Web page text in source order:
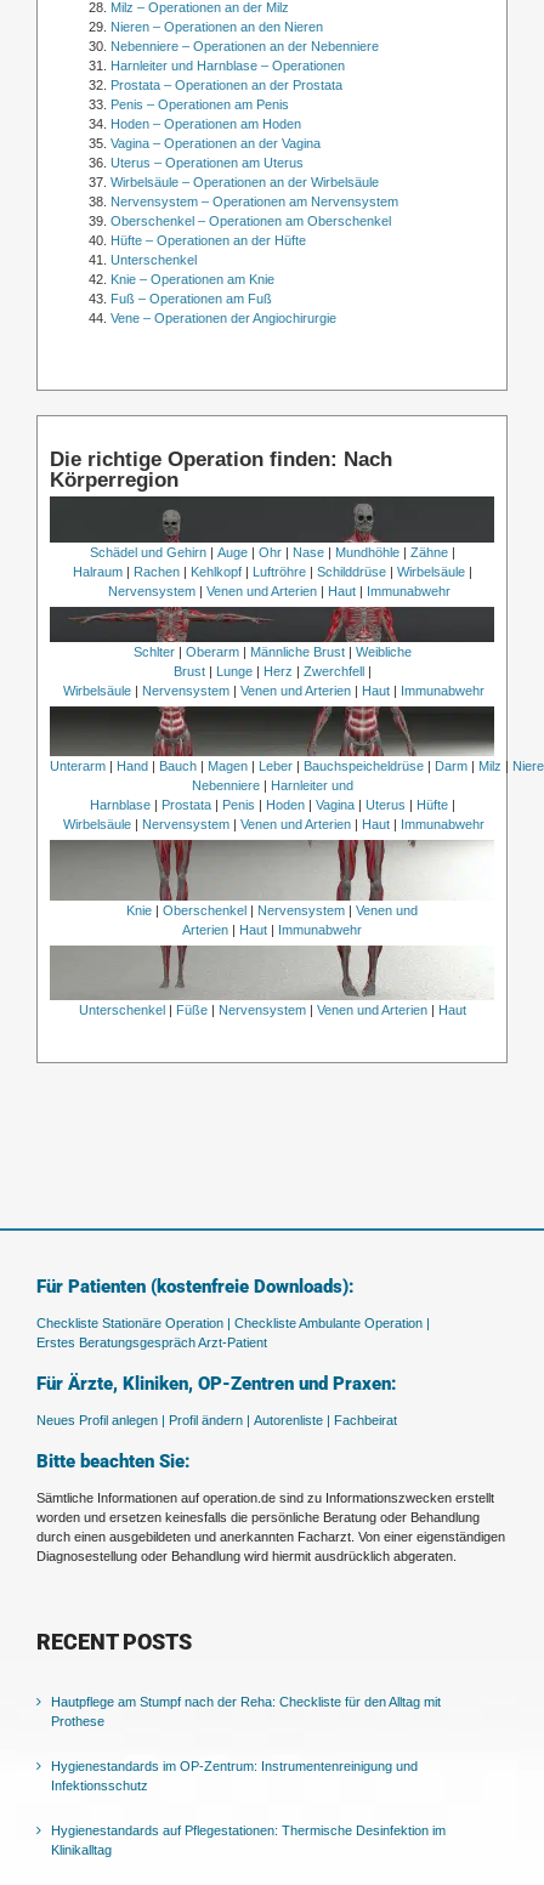
Milz – Operationen an der Milz
Nieren – Operationen an den Nieren
Nebenniere – Operationen an der Nebenniere
Harnleiter und Harnblase – Operationen
Prostata – Operationen an der Prostata
Penis – Operationen am Penis
Hoden – Operationen am Hoden
Vagina – Operationen an der Vagina
Uterus – Operationen am Uterus
Wirbelsäule – Operationen an der Wirbelsäule
Nervensystem – Operationen am Nervensystem
Oberschenkel – Operationen am Oberschenkel
Hüfte – Operationen an der Hüfte
Unterschenkel
Knie – Operationen am Knie
Fuß – Operationen am Fuß
Vene – Operationen der Angiochirurgie
Die richtige Operation finden: Nach
Körperregion
Schädel und Gehirn| Auge| Ohr| Nase| Mundhöhle| Zähne|
Halraum| Rachen| Kehlkopf| Luftröhre| Schilddrüse| Wirbelsäule|
Nervensystem | Venen und Arterien | Haut | Immunabwehr
Schlter| Oberarm| Männliche Brust| Weibliche
Brust| Lunge| Herz | Zwerchfell|
Wirbelsäule | Nervensystem | Venen und Arterien | Haut | Immunabwehr
Unterarm| Hand| Bauch| Magen| Leber| Bauchspeicheldrüse| Darm| Milz |
Nebenniere| Harnleiter und
Harnblase| Prostata| Penis | Hoden| Vagina| Uterus | Hüfte|
Wirbelsäule | Nervensystem | Venen und Arterien | Haut | Immunabwehr
Knie Oberschenkel Nervensystem
Venen und
Arterien
Haut Immunabwehr
Unterschenkel Füße| Nervensystem| Venen und Arterien| Haut
Für Patienten (kostenfreie Downloads):
Checkliste Stationäre Operation | Checkliste Ambulante Operation |
Erstes Beratungsgespräch Arzt-Patient
Für Ärzte, Kliniken, OP-Zentren und Praxen:
Neues Profil anlegen | Profil ändern | Autorenliste | Fachbeirat
Bitte beachten Sie:
Sämtliche Informationen auf operation.de sind zu Informationszwecken erstellt
worden und ersetzen keinesfalls die persönliche Beratung oder Behandlung
durch einen ausgebildeten und anerkannten Facharzt. Von einer eigenständigen
Diagnosestellung oder Behandlung wird hiermit ausdrücklich abgeraten.
RECENT POSTS
Hautpflege am Stumpf nach der Reha: Checkliste für den Alltag mit
Prothese
Hygienestandards im OP-Zentrum: Instrumentenreinigung und
Infektionsschutz
Hygienestandards auf Pflegestationen: Thermische Desinfektion im
Klinikalltag